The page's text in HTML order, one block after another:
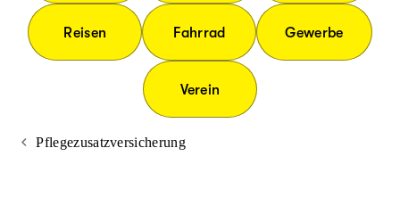
Reisen Fahrrad Gewerbe
Verein
Pflegezusatzversicherung